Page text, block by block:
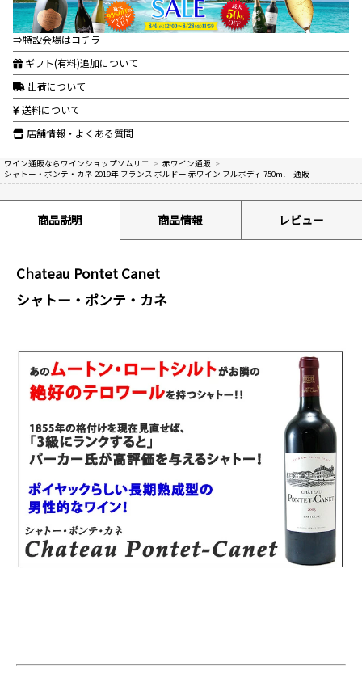
⇒特設会場はコチラ
ギフト(有料)追加について
出荷について
送料について
店舗情報・よくある質問
ワイン通販ならワインショップソムリエ > 赤ワイン通販 >
シャトー・ポンテ・カネ 2019年 フランス ボルドー 赤ワイン フルボディ 750ml 通販
商品説明 商品情報 レビュー
Chateau Pontet Canet
シャトー・ポンテ・カネ